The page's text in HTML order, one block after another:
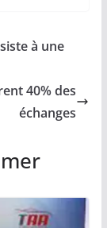
à une
40% des
échanges